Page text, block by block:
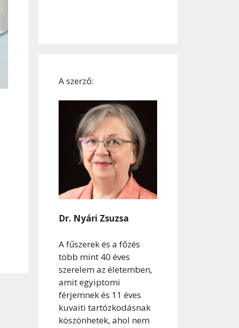
A szerző:
Dr. Nyári Zsuzsa
A fűszerek és a főzés
több mint 40 éves
szerelem az életemben,
amit egyiptomi
férjemnek és 11 éves
kuvaiti tartózkodásnak
köszönhetek, ahol nem